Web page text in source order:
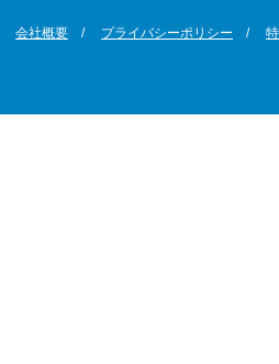
会社概要 プライバシーポリシー